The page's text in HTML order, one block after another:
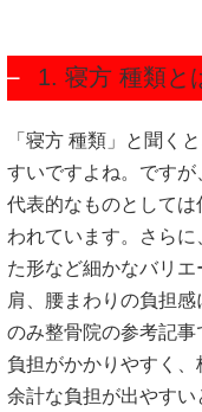
1. 寝方 種類と
「寝方 種類」と聞く
すいですよね。ですが
代表的なものとして
われています。さら
た形など細かなバリ
肩、腰まわりの負担
のみ整骨院の参考記
負担がかかりやすく
余計な負担が出やす